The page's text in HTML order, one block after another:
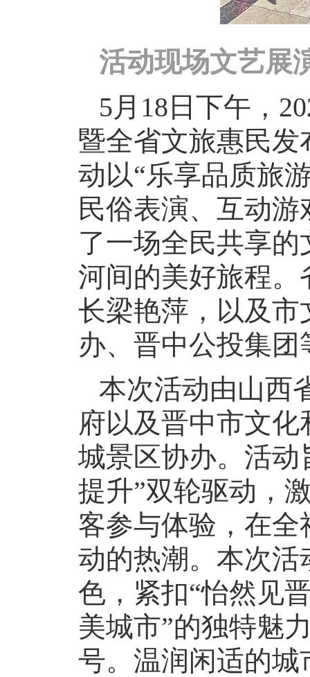
活动现场文
5月18日下午，
暨全省文旅惠民
动以“乐享品质旅
民俗表演、互动
了一场全民共享
河间的美好旅程
长梁艳萍，以及
办、晋中公投集
本次活动由山西
府以及晋中市文
城景区协办。活动
提升”双轮驱动，
客参与体验，在
动的热潮。本次
色，紧扣“怡然见
美城市”的独特魅
号。温润闲适的